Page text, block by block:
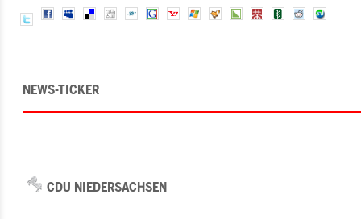
NEWS-TICKER
CDU NIEDERSACHSEN